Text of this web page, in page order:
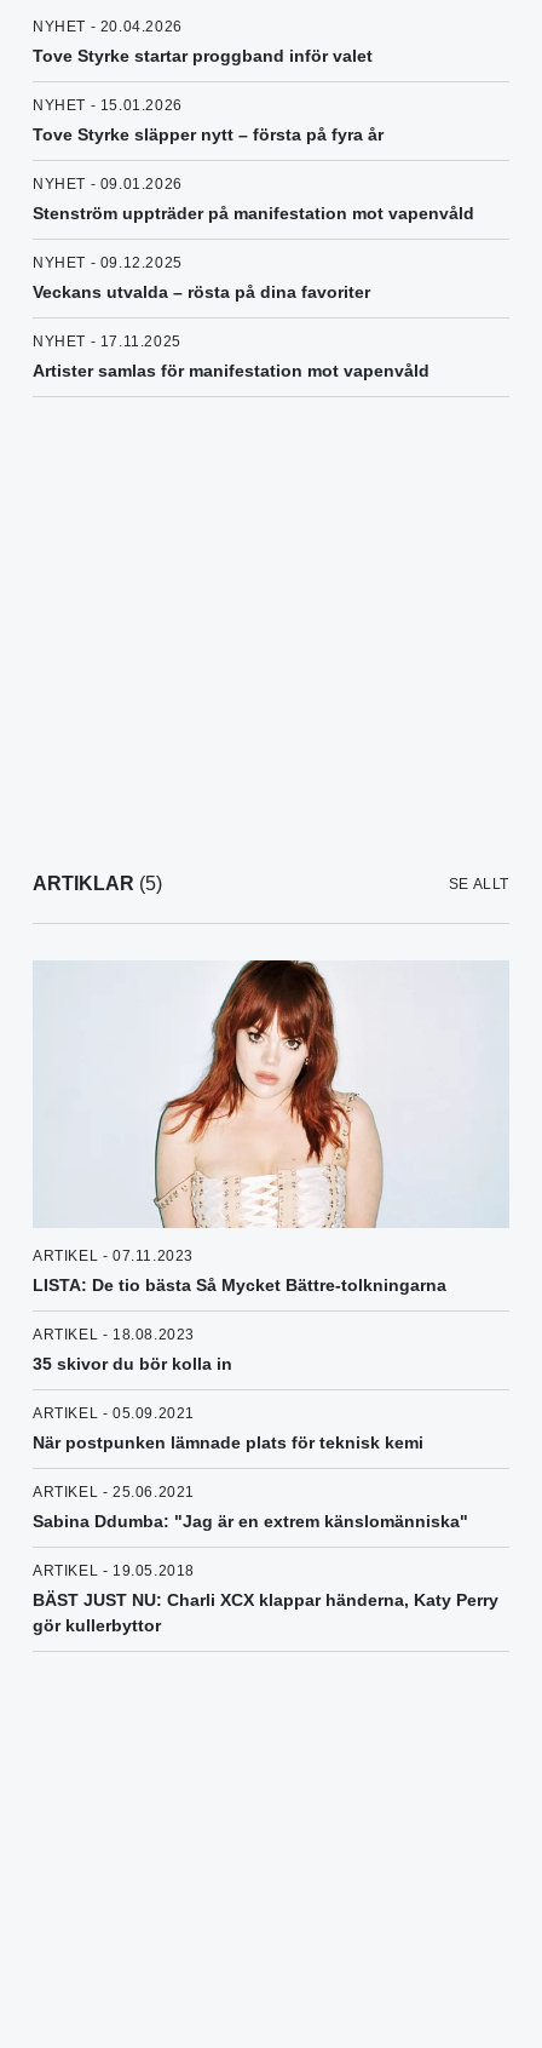
NYHET - 20.04.2026
Tove Styrke startar proggband inför valet
NYHET - 15.01.2026
Tove Styrke släpper nytt – första på fyra år
NYHET - 09.01.2026
Stenström uppträder på manifestation mot vapenvåld
NYHET - 09.12.2025
Veckans utvalda – rösta på dina favoriter
NYHET - 17.11.2025
Artister samlas för manifestation mot vapenvåld
ARTIKLAR (5) SE ALLT
ARTIKEL - 07.11.2023
LISTA: De tio bästa Så Mycket Bättre-tolkningarna
ARTIKEL - 18.08.2023
35 skivor du bör kolla in
ARTIKEL - 05.09.2021
När postpunken lämnade plats för teknisk kemi
ARTIKEL - 25.06.2021
Sabina Ddumba: "Jag är en extrem känslomänniska"
ARTIKEL - 19.05.2018
BÄST JUST NU: Charli XCX klappar händerna, Katy Perry
gör kullerbyttor